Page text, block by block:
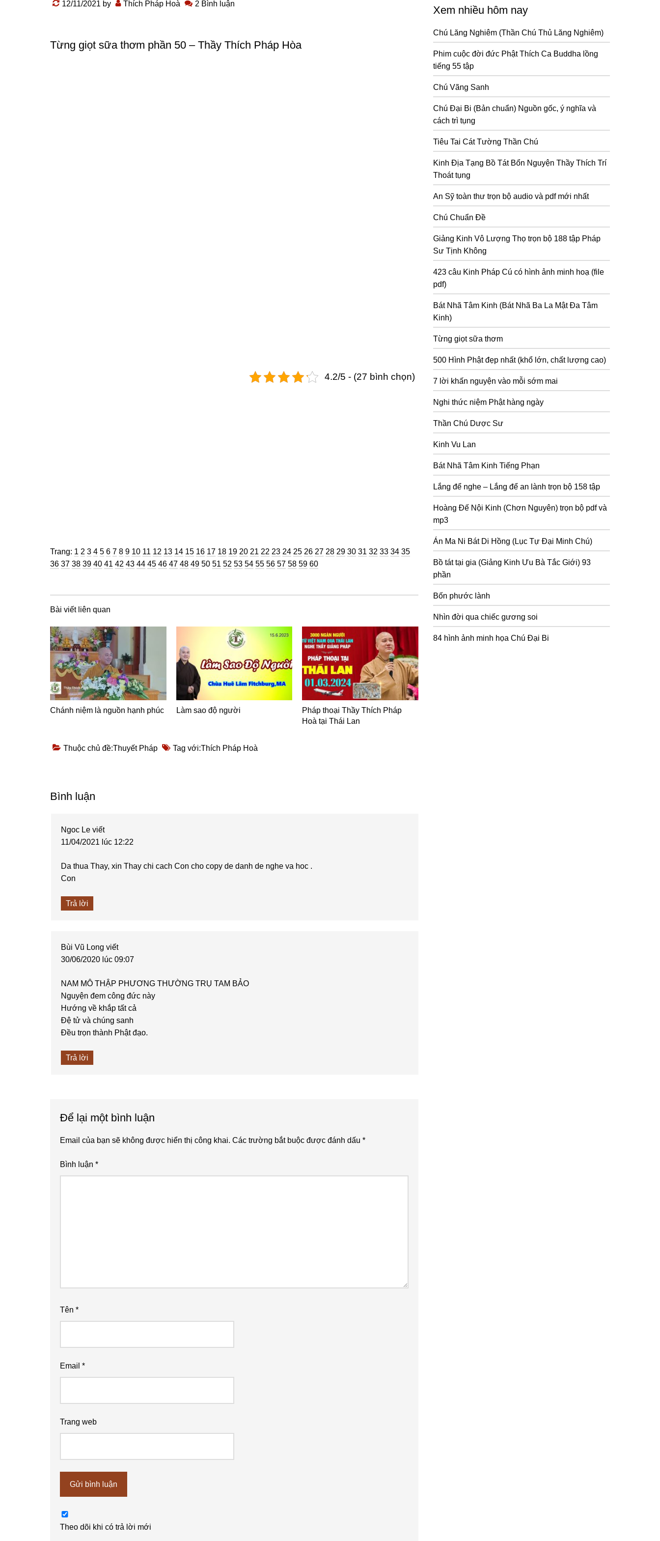
12/11/2021 by Thích Pháp Hoà 2 Bình luận
Từng giọt sữa thơm phần 50 – Thầy Thích Pháp Hòa
4.2/5 - (27 bình chọn)
Trang: Trang
1 Trang
2 Trang
3 Trang
4 Trang
5 Trang
6 Trang
7 Trang
8 Trang
9 Trang
10 Trang
11 Trang
12 Trang
13 Trang
14 Trang
15 Trang
16 Trang
17 Trang
18 Trang
19 Trang
20 Trang
21 Trang
22 Trang
23 Trang
24 Trang
25 Trang
26 Trang
27 Trang
28 Trang
29 Trang
30 Trang
31 Trang
32 Trang
33 Trang
34 Trang
35Trang
36 Trang
37 Trang
38 Trang
39 Trang
40 Trang
41 Trang
42 Trang
43 Trang
44 Trang
45 Trang
46 Trang
47 Trang
48 Trang
49 Trang
50 Trang
51 Trang
52 Trang
53 Trang
54 Trang
55 Trang
56 Trang
57 Trang
58 Trang
59 Trang
60
Bài viết liên quan
Chánh niệm là nguồn hạnh phúc Làm sao độ người
Pháp thoại Thầy Thích Pháp
Hoà tại Thái Lan
Thuộc chủ đề:Thuyết Pháp Tag với:Thích Pháp Hoà
Reader
Bình luận
Ngoc Le viết
11/04/2021 lúc 12:22
Da thua Thay, xin Thay chi cach Con cho copy de danh de nghe va hoc .
Con
Trả lời
Bùi Vũ Long viết
30/06/2020 lúc 09:07
NAM MÔ THẬP PHƯƠNG THƯỜNG TRỤ TAM BẢO
Nguyện đem công đức này
Hướng về khắp tất cả
Đệ tử và chúng sanh
Đều trọn thành Phật đạo.
Trả lời
Để lại một bình luận
Email của bạn sẽ không được hiển thị công khai. Các trường bắt buộc được đánh dấu *
Bình luận *
Tên *
Email *
Trang web
Theo dõi khi có trả lời mới
Xem nhiều hôm nay
Chú Lăng Nghiêm (Thần Chú Thủ Lăng Nghiêm)
Phim cuộc đời đức Phật Thích Ca Buddha lồng
tiếng 55 tập
Chú Vãng Sanh
Chú Đại Bi (Bản chuẩn) Nguồn gốc, ý nghĩa và
cách trì tụng
Tiêu Tai Cát Tường Thần Chú
Kinh Địa Tạng Bồ Tát Bổn Nguyện Thầy Thích Trí
Thoát tụng
An Sỹ toàn thư trọn bộ audio và pdf mới nhất
Chú Chuẩn Đề
Giảng Kinh Vô Lượng Thọ trọn bộ 188 tập Pháp
Sư Tịnh Không
423 câu Kinh Pháp Cú có hình ảnh minh hoạ (file
pdf)
Bát Nhã Tâm Kinh (Bát Nhã Ba La Mật Đa Tâm
Kinh)
Từng giọt sữa thơm
500 Hình Phật đẹp nhất (khổ lớn, chất lượng cao)
7 lời khấn nguyện vào mỗi sớm mai
Nghi thức niệm Phật hàng ngày
Thần Chú Dược Sư
Kinh Vu Lan
Bát Nhã Tâm Kinh Tiếng Phạn
Lắng để nghe – Lắng để an lành trọn bộ 158 tập
Hoàng Đế Nội Kinh (Chơn Nguyên) trọn bộ pdf và
mp3
Án Ma Ni Bát Di Hồng (Lục Tự Đại Minh Chú)
Bồ tát tại gia (Giảng Kinh Ưu Bà Tắc Giới) 93
phần
Bốn phước lành
Nhìn đời qua chiếc gương soi
84 hình ảnh minh họa Chú Đại Bi